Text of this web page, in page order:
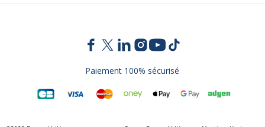
Paiement 100% sécurisé